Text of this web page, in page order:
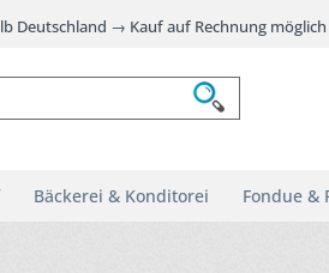
Deutschland → Kauf auf Rechnung möglich
Bäckerei & Konditorei Fondue &